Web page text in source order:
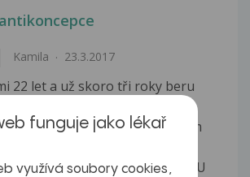
Kamila 23.3.2017
22 let a už skoro tři roky beru
0,02 mg/3 mg. Před touto
jich měla šest a pokaždé jsem
jako nyní. Dostala jsem
před dobráním antikoncepce. U
funguje jako lékař
využívá soubory cookies,